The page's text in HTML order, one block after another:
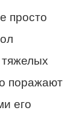
просто
тяжелых
поражают
его